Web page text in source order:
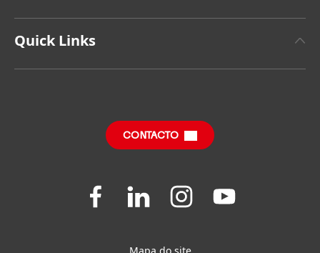
Últimos comunicados de imprensa
Quick Links
Questões FrequentesCONTACTO
Join
Join
on
Join
on
Join
us